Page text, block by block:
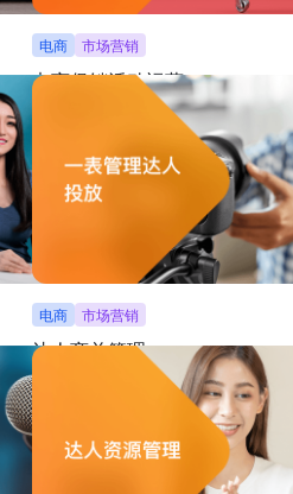
格和图表，
电商 市场营销
电商促销活动运营
记录电商促销活动，含平台会场、玩法
玩法，及活动统计数据看板
个维度进行
电商 市场营销
达人商单管理
一览商单详情，还可帮助追踪完成进度